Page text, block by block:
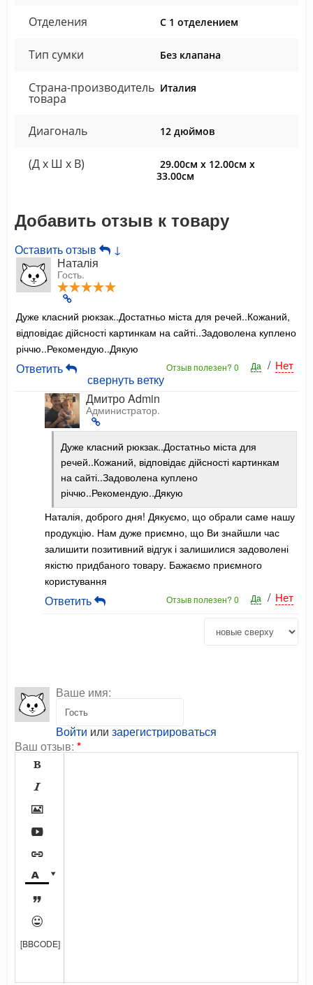
Отделения С 1 отделением
Тип сумки Без клапана
Страна-производитель
товара
Италия
Диагональ 12 дюймов
(Д x Ш x В)
29.00см x 12.00см x
33.00см
Добавить отзыв к товару
Оставить отзыв
↓
Наталія
Гость.
Дуже класний рюкзак..Достатньо міста для речей..Кожаний,
відповідає дійсності картинкам на сайті..Задоволена куплено
річчю..Рекомендую..Дякую
Да / Нет
Отзыв полезен?0
Ответить
свернуть ветку
Дмитро Admin
Администратор.
Дуже класний рюкзак..Достатньо міста для
речей..Кожаний, відповідає дійсності картинкам
на сайті..Задоволена куплено
річчю..Рекомендую..Дякую
Наталія, доброго дня! Дякуємо, що обрали саме нашу
продукцію. Нам дуже приємно, що Ви знайшли час
залишити позитивний відгук і залишилися задоволені
якістю придбаного товару. Бажаємо приємного
користування
Да / Нет
Отзыв полезен?0
Ответить
Ваше имя:
Войти или зарегистрироваться
Ваш отзыв: *









[BBCODE]